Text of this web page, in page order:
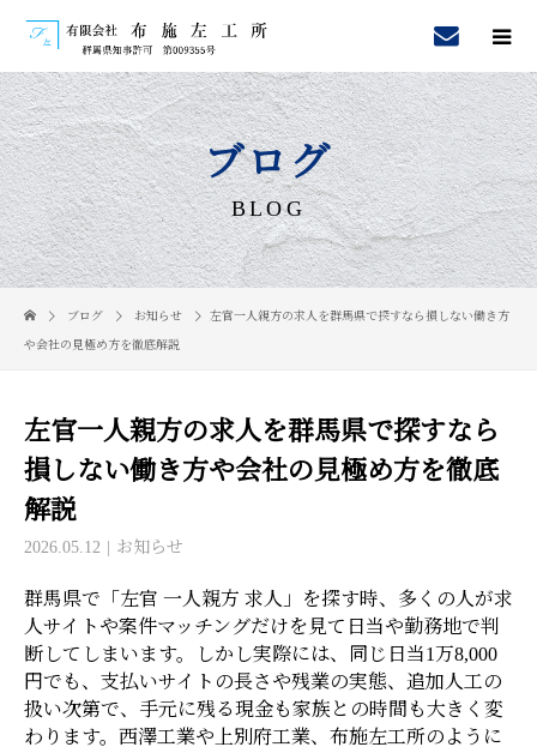
ブログ
BLOG
ブログ お知らせ 左官一人親方の求人を群馬県で探すなら損しない働き方
や会社の見極め方を徹底解説
左官一人親方の求人を群馬県で探すなら
損しない働き方や会社の見極め方を徹底
解説
2026.05.12 お知らせ
群馬県で「左官 一人親方 求人」を探す時、多くの人が求
人サイトや案件マッチングだけを見て日当や勤務地で判
断してしまいます。しかし実際には、同じ日当1万8,000
円でも、支払いサイトの長さや残業の実態、追加人工の
扱い次第で、手元に残る現金も家族との時間も大きく変
わります。西澤工業や上別府工業、布施左工所のように